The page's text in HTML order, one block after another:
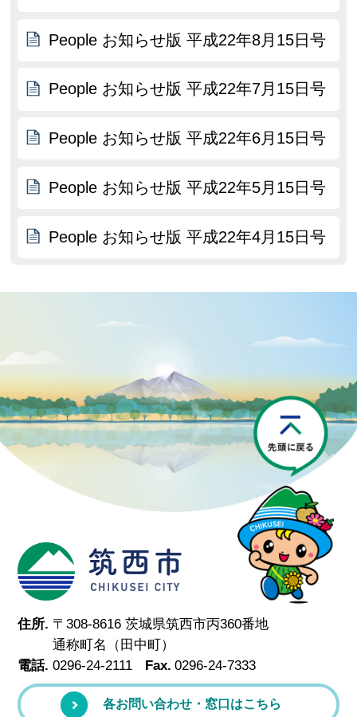
People お知らせ版 平成22年8月15日号
People お知らせ版 平成22年7月15日号
People お知らせ版 平成22年6月15日号
People お知らせ版 平成22年5月15日号
People お知らせ版 平成22年4月15日号
筑西市
住所. 〒308-8616 茨城県筑西市丙360番地
通称町名（田中町）
電話. 0296-24-2111 Fax. 0296-24-7333
各お問い合わせ・窓口はこちら